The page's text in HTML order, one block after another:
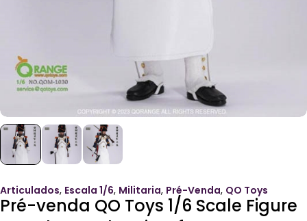
Articulados, Escala 1/6, Militaria, Pré-Venda, QO Toys
Pré-venda QO Toys 1/6 Scale Figure